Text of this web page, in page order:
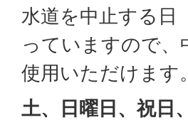
水道を中止する日
っていますので、
使用いただけます
土、日曜日、祝日